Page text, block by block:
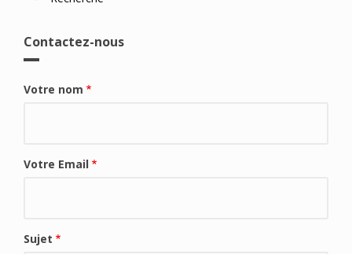
Contactez-nous
Votre nom
Votre Email
Sujet